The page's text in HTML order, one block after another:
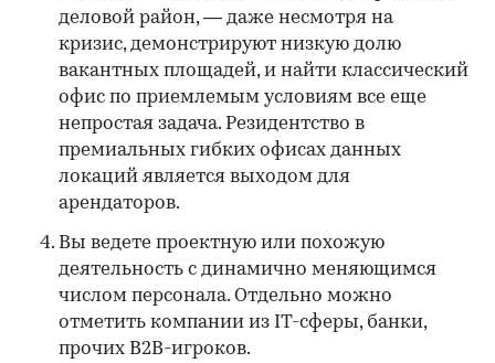
деловой район, — даже несмотря на
кризис, демонстрируют низкую долю
вакантных площадей, и найти классический
офис по приемлемым условиям все еще
непростая задача. Резидентство в
премиальных гибких офисах данных
локаций является выходом для
арендаторов.
Вы ведете проектную или похожую
деятельность с динамично меняющимся
числом персонала. Отдельно можно
отметить компании из IT-сферы, банки,
прочих B2B-игроков.